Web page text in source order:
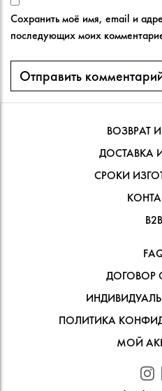
Сохранить моё имя, email и
последующих моих
ВОЗВРАТ
ДОСТАВКА
СРОКИ
В2В
ДОГОВОР
ПОЛИТИКА
МОЙ